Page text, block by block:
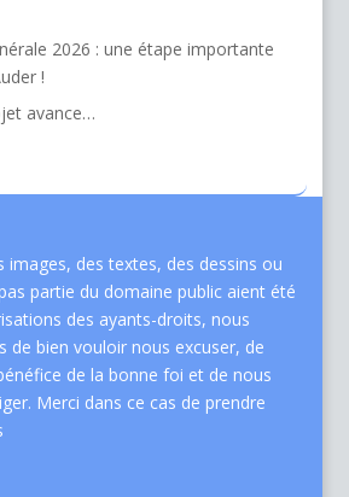
2026 : une étape importante
!
avance…
images, des textes, des dessins ou
partie du domaine public aient été
des ayants-droits, nous
de bien vouloir nous excuser, de
de la bonne foi et de nous
Merci dans ce cas de prendre